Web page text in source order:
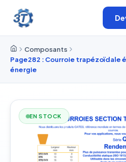
Composants
Page282 : Courroie trapézoïdale
énergie
EN STOCK